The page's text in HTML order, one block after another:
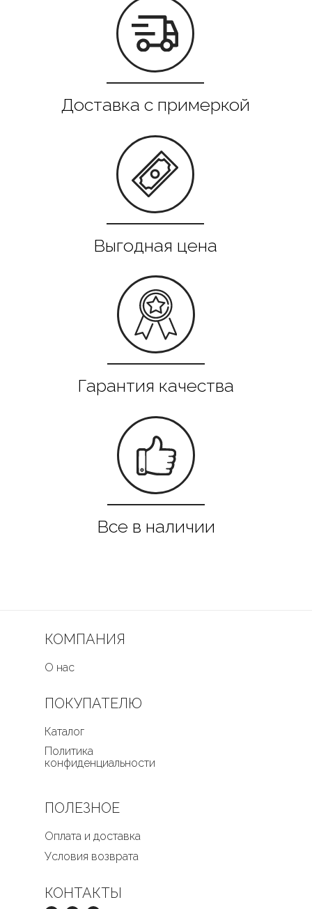
Все в наличии
КОМПАНИЯ
О нас
ПОЛЕЗНОЕ
Оплата и доставка
Условия возврата
ПОКУПАТЕЛЮ
Каталог
Политика
конфиденциальности
КОНТАКТЫ